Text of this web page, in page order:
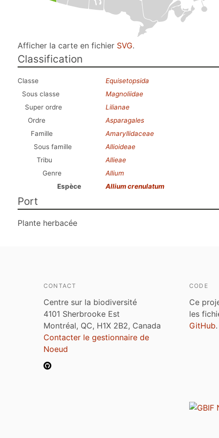
Afficher la carte en fichier SVG.
Classification
Classe
Equisetopsida
Sous classe
Magnoliidae
Super ordre
Lilianae
Ordre
Asparagales
Famille
Amaryllidaceae
Sous famille
Allioideae
Tribu
Allieae
Genre
Allium
Espèce
Allium crenulatum
Port
Plante herbacée
CONTACT
Centre sur la biodiversité
4101 Sherbrooke Est
Montréal, QC, H1X 2B2, Canada
Contacter le gestionnaire de
Noeud
CODE
Ce
les
GitHub.